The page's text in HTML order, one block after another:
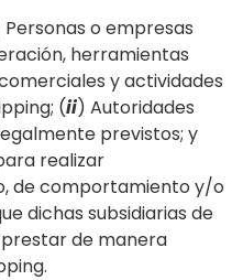
o empresas
herramientas
y actividades
(ii) Autoridades
previstos; y
realizar
de comportamiento y/o
dichas subsidiarias de
de manera